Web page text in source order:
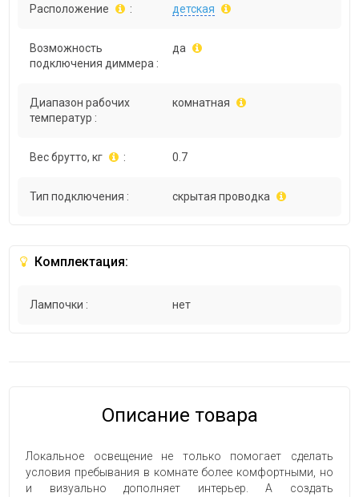
Расположение : детская
Возможность
подключения диммера :
да
Диапазон рабочих
температур :
комнатная
Вес брутто, кг : 0.7
Тип подключения : скрытая проводка
Комплектация:
Лампочки : нет
Описание товара
Локальное освещение не только помогает сделать
условия пребывания в комнате более комфортными, но
и визуально дополняет интерьер. А создать